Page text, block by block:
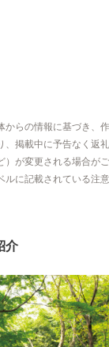
らの情報に基づき、作
掲載中に予告なく返
）が変更される場合が
ルに記載されている注
介